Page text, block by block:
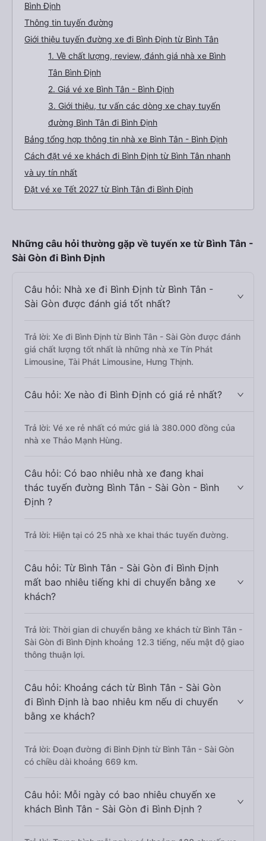
Bình Định
Thông tin tuyến đường
Giới thiệu tuyến đường xe đi Bình Định từ Bình Tân
1. Về chất lượng, review, đánh giá nhà xe Bình
Tân Bình Định
2. Giá vé xe Bình Tân - Bình Định
3. Giới thiệu, tư vấn các dòng xe chạy tuyến
đường Bình Tân đi Bình Định
Bảng tổng hợp thông tin nhà xe Bình Tân - Bình Định
Cách đặt vé xe khách đi Bình Định từ Bình Tân nhanh
và uy tín nhất
Đặt vé xe Tết 2027 từ Bình Tân đi Bình Định
Những câu hỏi thường gặp về tuyến xe từ Bình Tân -
Sài Gòn đi Bình Định
Câu hỏi: Nhà xe đi Bình Định từ Bình Tân -
Sài Gòn được đánh giá tốt nhất?
Trả lời: Xe đi Bình Định từ Bình Tân - Sài Gòn được đánh
giá chất lượng tốt nhất là những nhà xe Tín Phát
Limousine, Tài Phát Limousine, Hưng Thịnh.
Câu hỏi: Xe nào đi Bình Định có giá rẻ nhất?
Trả lời: Vé xe rẻ nhất có mức giá là 380.000 đồng của
nhà xe Thảo Mạnh Hùng.
Câu hỏi: Có bao nhiêu nhà xe đang khai
thác tuyến đường Bình Tân - Sài Gòn - Bình
Định ?
Trả lời: Hiện tại có 25 nhà xe khai thác tuyến đường.
Câu hỏi: Từ Bình Tân - Sài Gòn đi Bình Định
mất bao nhiêu tiếng khi di chuyển bằng xe
khách?
Trả lời: Thời gian di chuyển bằng xe khách từ Bình Tân -
Sài Gòn đi Bình Định khoảng 12.3 tiếng, nếu mật độ giao
thông thuận lợi.
Câu hỏi: Khoảng cách từ Bình Tân - Sài Gòn
đi Bình Định là bao nhiêu km nếu di chuyển
bằng xe khách?
Trả lời: Đoạn đường đi Bình Định từ Bình Tân - Sài Gòn
có chiều dài khoảng 669 km.
Câu hỏi: Mỗi ngày có bao nhiêu chuyến xe
khách Bình Tân - Sài Gòn đi Bình Định ?